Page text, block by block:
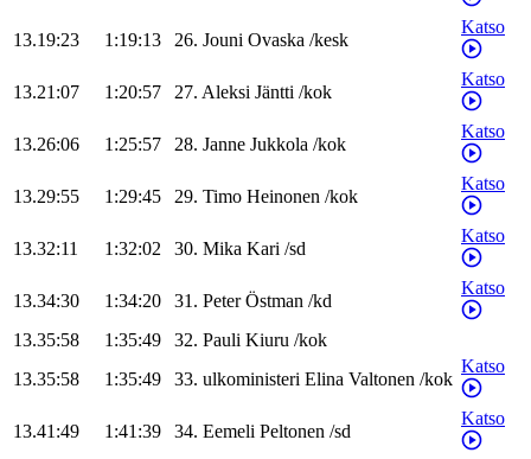
13.19:23 1:19:13 26. Jouni Ovaska /kesk
Katso
13.21:07 1:20:57 27. Aleksi Jäntti /kok
Katso
13.26:06 1:25:57 28. Janne Jukkola /kok
Katso
13.29:55 1:29:45 29. Timo Heinonen /kok
Katso
13.32:11 1:32:02 30. Mika Kari /sd
Katso
13.34:30 1:34:20 31. Peter Östman /kd
Katso
13.35:58 1:35:49 32. Pauli Kiuru /kok
13.35:58
1:35:49 33. ulkoministeri Elina Valtonen /kok
Katso
13.41:49 1:41:39 34. Eemeli Peltonen /sd
Katso